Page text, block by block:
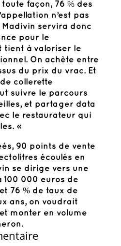
façon, 76 % des
n’est pas
servira donc
pour le
tient à valoriser le
On achète entre
du prix du vrac. Et
collerette
suivre le parcours
et partager data
le restaurateur qui
»
90 points de vente
écoulés en
se dirige vers une
100 000 euros de
76 % de taux de
ans, on voudrait
monter en volume